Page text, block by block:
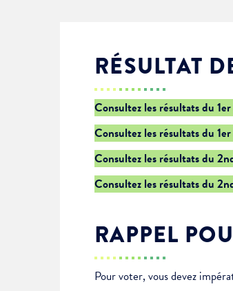
Solidarité
Annuaires & carte
Je suis senior
Je suis étudiant
Location de salles
Urbanisme
RÉSULTAT
Consultez les résultats du
Consultez les résultats du
Consultez les résultats du
Consultez les résultats du
RAPPEL
Pour voter, vous devez